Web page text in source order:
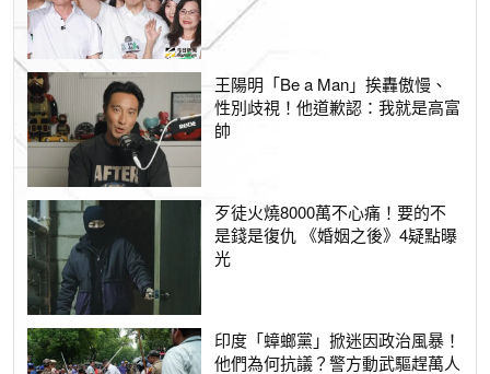
王陽明「Be a Man」挨轟傲慢、
性別歧視！他道歉認：我就是高富
帥
歹徒火燒8000萬不心痛！要的不
是錢是復仇 《婚姻之後》4疑點曝
光
印度「蟑螂黨」掀迷因政治風暴！
他們為何抗議？警方動武驅趕萬人